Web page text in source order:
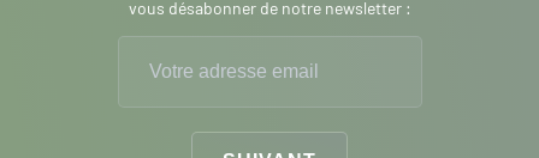
vous désabonner de notre newsletter :